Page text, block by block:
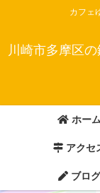
カフェ
川崎市多摩区
ホー
アクセ
ブログ